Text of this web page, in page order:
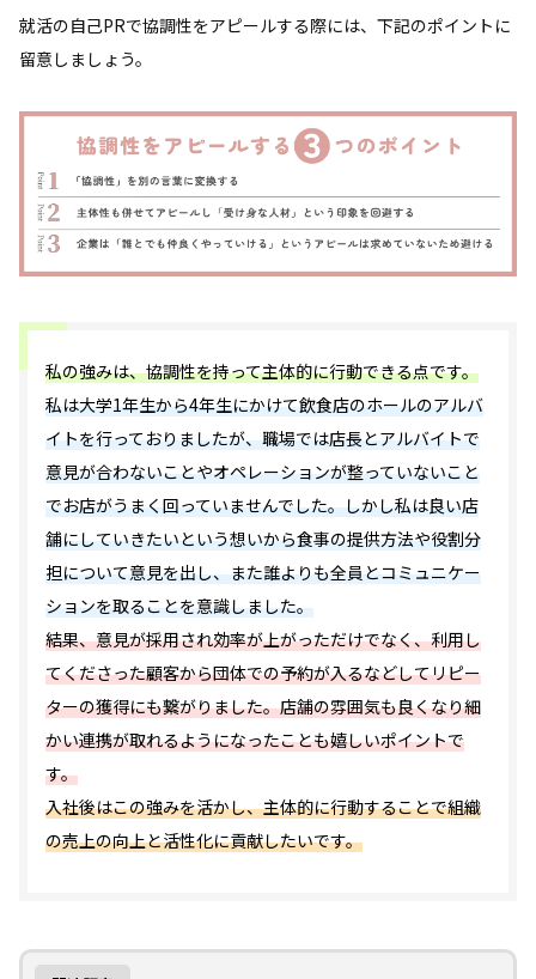
就活の自己PRで協調性をアピールする際には、下記のポイントに
留意しましょう。
私の強みは、協調性を持って主体的に行動できる点です。
私は大学1年生から4年生にかけて飲食店のホールのアルバ
イトを行っておりましたが、職場では店長とアルバイトで
意見が合わないことやオペレーションが整っていないこと
でお店がうまく回っていませんでした。しかし私は良い店
舗にしていきたいという想いから食事の提供方法や役割分
担について意見を出し、また誰よりも全員とコミュニケー
ションを取ることを意識しました。
結果、意見が採用され効率が上がっただけでなく、利用し
てくださった顧客から団体での予約が入るなどしてリピー
ターの獲得にも繋がりました。店舗の雰囲気も良くなり細
かい連携が取れるようになったことも嬉しいポイントで
す。
入社後はこの強みを活かし、主体的に行動することで組織
の売上の向上と活性化に貢献したいです。